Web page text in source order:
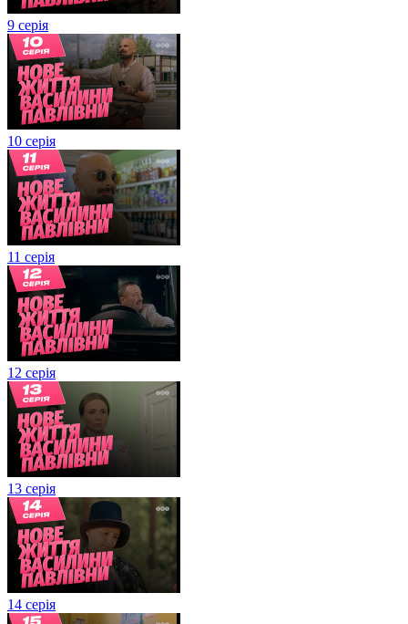
9 серія
10 серія
11 серія
12 серія
13 серія
14 серія